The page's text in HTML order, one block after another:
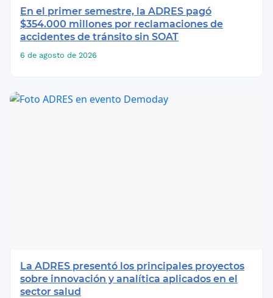
En el primer semestre, la ADRES pagó
$354.000 millones por reclamaciones de
accidentes de tránsito sin SOAT
6 de agosto de 2026
La ADRES presentó los principales proyectos
sobre innovación y analítica aplicados en el
sector salud